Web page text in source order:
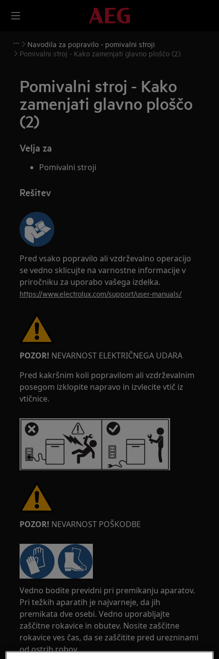
Navodila za popravilo - pomivalni stroji
Pomivalni stroj - Kako zamenjati glavno ploščo (2)
Pomivalni stroj - Kako
zamenjati glavno ploščo
(2)
Velja za
Pomivalni stroji
Rešitev
Pred vsako popravilo ali vzdrževalno operacijo
se vedno sklicujte na varnostne informacije v
priročniku za uporabo vašega izdelka.
https://www.electrolux.com/support/user-manuals/
POZOR! NEVARNOST ELEKTRIČNEGA UDARA
Pred kakršnim koli popravilom ali vzdrževalnim
posegom izklopite napravo in izvlecite vtič iz
vtičnice.
POZOR! NEVARNOST POŠKODBE
Vedno bodite previdni pri premikanju aparatov.
Pri težkih aparatih je najvarneje, da jih
premikata dve osebi. Vedno uporabljajte
zaščitne rokavice in obutev. Nosite zaščitne
rokavice ves čas, da se zaščitite pred urezninami
od ostrih robov.